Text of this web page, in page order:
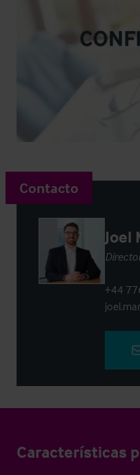
Contacto
Joel
+44
Características